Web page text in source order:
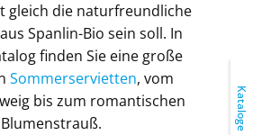
gleich die naturfreundliche
Spanlin-Bio sein soll. In
finden Sie eine große
Sommerservietten, vom
bis zum romantischen
Blumenstrauß.
Kataloge